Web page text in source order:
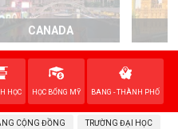
CANADA
HỌC HỌC BỔNG MỸ BANG - THÀNH PHỐ
CỘNG ĐỒNG TRƯỜNG ĐẠI HỌC